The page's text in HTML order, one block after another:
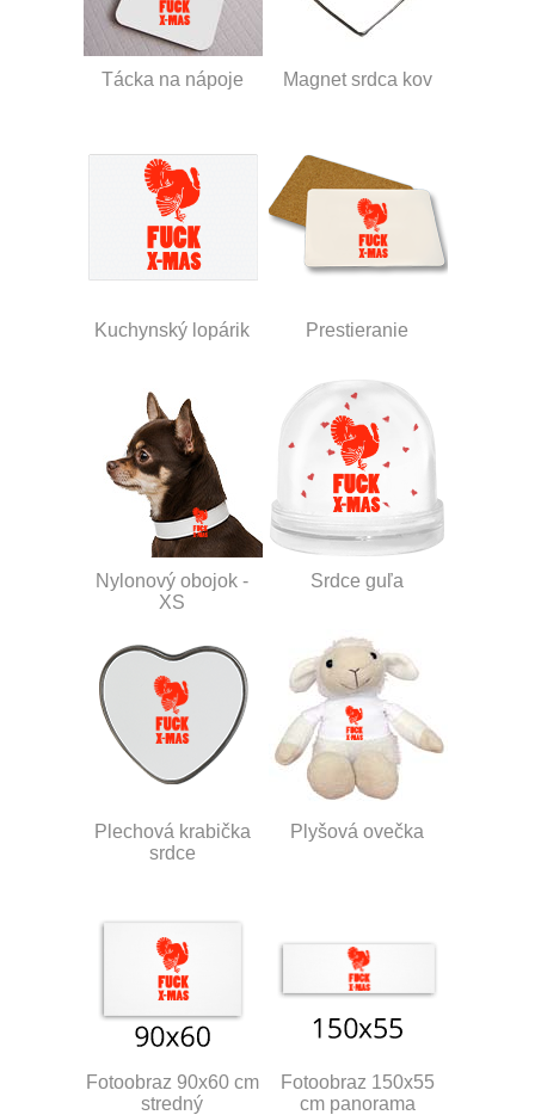
Tácka na nápoje Magnet srdca kov
Kuchynský lopárik Prestieranie
Nylonový obojok -
XS
Srdce guľa
Plechová krabička
srdce
Plyšová ovečka
Fotoobraz 90x60 cm
stredný
Fotoobraz 150x55
cm panorama